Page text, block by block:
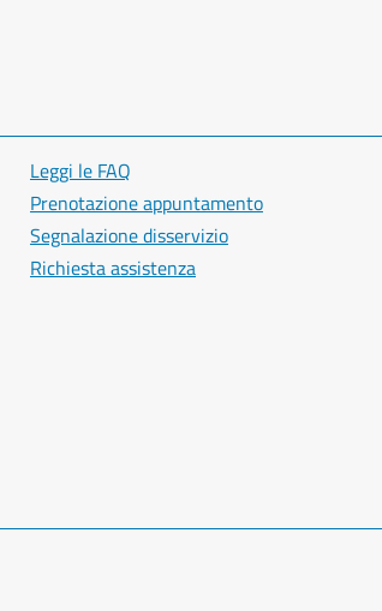
Leggi le FAQ
Prenotazione appuntamento
Segnalazione disservizio
Richiesta assistenza